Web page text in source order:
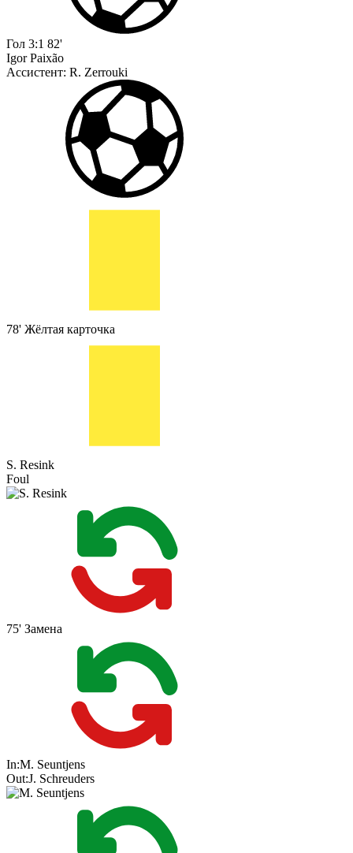
Гол 3:1 82'
Igor Paixão
Ассистент: R. Zerrouki
78' Жёлтая карточка
S. Resink
Foul
75' Замена
In:M. Seuntjens
Out:J. Schreuders